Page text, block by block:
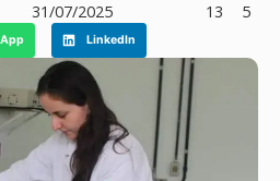
31/07/2025
13
5
LinkedIn